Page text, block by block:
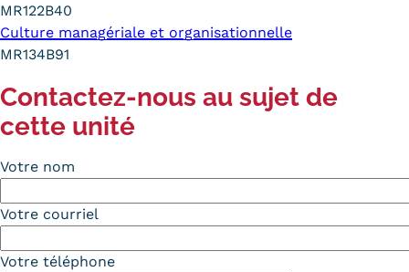
MR122B40
Culture managériale et organisationnelle
MR134B91
Contactez-nous au sujet de
cette unité
Votre nom
Votre courriel
Votre téléphone